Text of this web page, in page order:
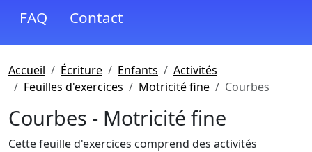
FAQ
Contact
Accueil Écriture Enfants
Activités
Feuilles d'exercices
Motricité fine Courbes
Courbes - Motricité fine
Cette feuille d'exercices comprend des activités